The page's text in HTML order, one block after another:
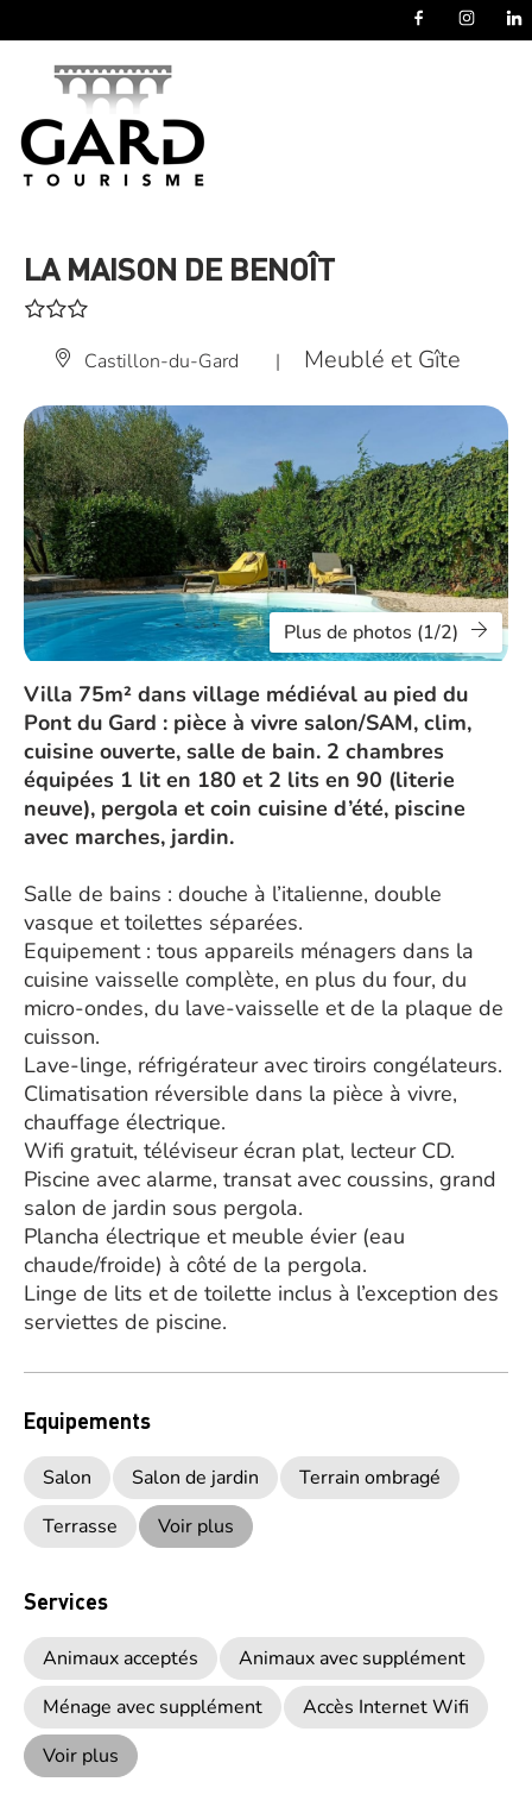
LA MAISON DE BENOÎT
Castillon-du-Gard | Meublé et Gîte
Plus de photos (1/2)
Villa 75m² dans village médiéval au pied du
Pont du Gard : pièce à vivre salon/SAM, clim,
cuisine ouverte, salle de bain. 2 chambres
équipées 1 lit en 180 et 2 lits en 90 (literie
neuve), pergola et coin cuisine d’été, piscine
avec marches, jardin.
Salle de bains : douche à l’italienne, double
vasque et toilettes séparées.
Equipement : tous appareils ménagers dans la
cuisine vaisselle complète, en plus du four, du
micro-ondes, du lave-vaisselle et de la plaque de
cuisson.
Lave-linge, réfrigérateur avec tiroirs congélateurs.
Climatisation réversible dans la pièce à vivre,
chauffage électrique.
Wifi gratuit, téléviseur écran plat, lecteur CD.
Piscine avec alarme, transat avec coussins, grand
salon de jardin sous pergola.
Plancha électrique et meuble évier (eau
chaude/froide) à côté de la pergola.
Linge de lits et de toilette inclus à l’exception des
serviettes de piscine.
Equipements
Salon Salon de jardin
Terrain ombragé
Terrasse
Voir plus
Services
Animaux acceptés
Animaux avec supplément
Ménage avec supplément
Accès Internet Wifi
Voir plus